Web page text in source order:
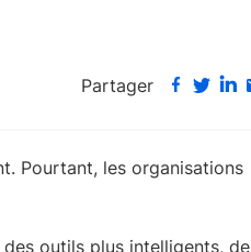
Partager
Pourtant, les organisations
outils plus intelligents,